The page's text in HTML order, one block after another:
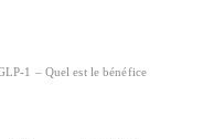
1 – Quel est le bénéfice